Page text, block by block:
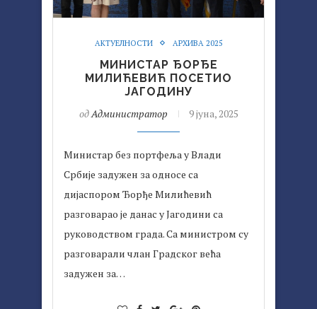
АКТУЕЛНОСТИ АРХИВА 2025
МИНИСТАР ЂОРЂЕ
МИЛИЋЕВИЋ ПОСЕТИО
ЈАГОДИНУ
од Администратор 9 јуна, 2025
Министар без портфеља у Влади
Србије задужен за односе са
дијаспором Ђорђе Милићевић
разговарао је данас у Јагодини са
руководством града. Са министром су
разговарали члан Градског већа
задужен за…